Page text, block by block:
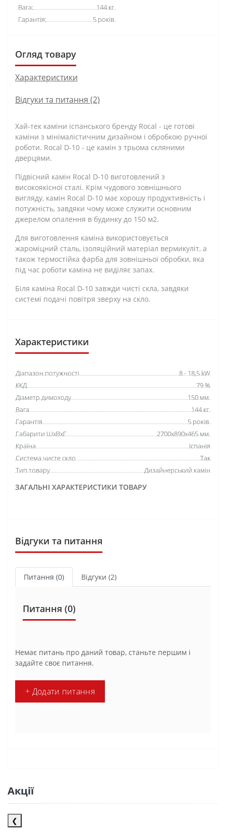
Вага:
144 кг.
Гарантія:
5 років.
Огляд товару
Характеристики
Відгуки та питання (2)
Хай-тек каміни іспанського бренду Rocal - це готові
каміни з мінімалістичним дизайном і обробкою ручної
роботи. Rocal D-10 - це камін з трьома скляними
дверцями.
Підвісний камін Rocal D-10 виготовлений з
високоякісної сталі. Крім чудового зовнішнього
вигляду, камін Rocal D-10 має хорошу продуктивність і
потужність, завдяки чому може служити основним
джерелом опалення в будинку до 150 м2.
Для виготовлення каміна використовується
жароміцний сталь, ізоляційний матеріал вермикуліт, а
також термостійка фарба для зовнішньої обробки, яка
під час роботи каміна не виділяє запах.
Біля каміна Rocal D-10 завжди чисті скла, завдяки
системі подачі повітря зверху на скло.
Характеристики
ЗАГАЛЬНІ ХАРАКТЕРИСТИКИ ТОВАРУ
Діапазон потужності
8 - 18,5 kW
ККД
79 %
Діаметр димоходу
150 мм.
Вага
144 кг.
Гарантія
5 років.
Габарити ШхВхГ
2700x890x465 мм.
Країна
Іспанія
Система чисте скло
Так
Тип товару
Дизайнерський камін
Відгуки та питання
Питання (0) Відгуки (2)
Питання (0)
Немає питань про даний товар, станьте першим і
задайте своє питання.
+ Додати питання
Акції
❮